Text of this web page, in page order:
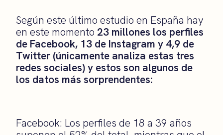
Según este último estudio en España hay
en este momento 23 millones los perfiles
de Facebook, 13 de Instagram y 4,9 de
Twitter (únicamente analiza estas tres
redes sociales) y estos son algunos de
los datos más sorprendentes:
Facebook: Los perfiles de 18 a 39 años